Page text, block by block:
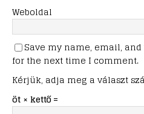
Weboldal
Save my name, email,
for the next time I comment.
Kérjük, adja meg a választ
öt × kettő =